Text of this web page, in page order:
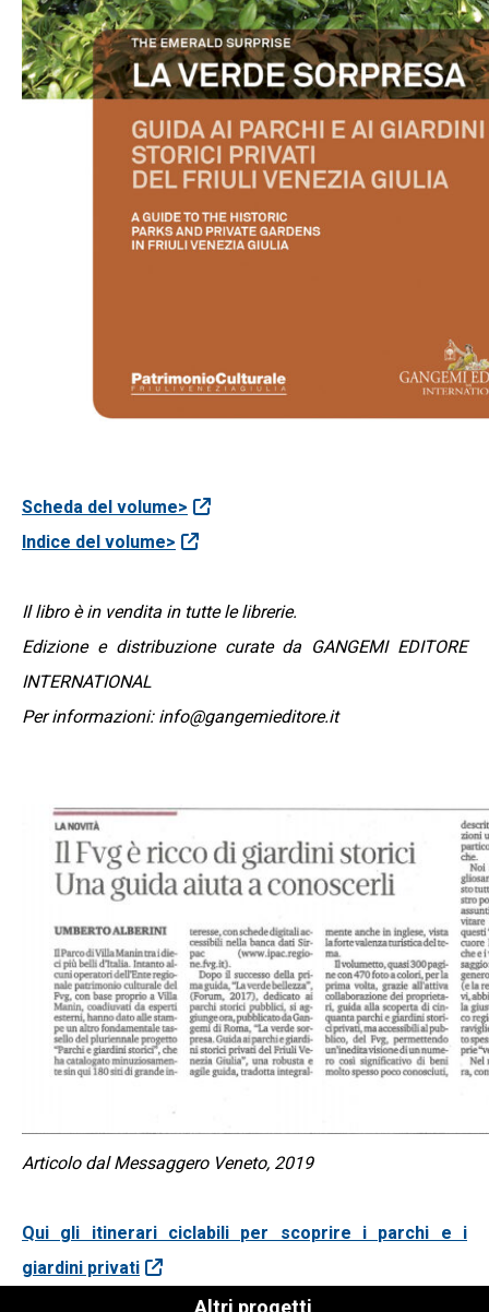
Scheda del volume>
Indice del volume>
Il libro è in vendita in tutte le librerie.
Edizione e distribuzione curate da GANGEMI EDITORE
INTERNATIONAL
Per informazioni: info@gangemieditore.it
Articolo dal Messaggero Veneto, 2019
Qui gli itinerari ciclabili per scoprire i parchi e i
giardini privati